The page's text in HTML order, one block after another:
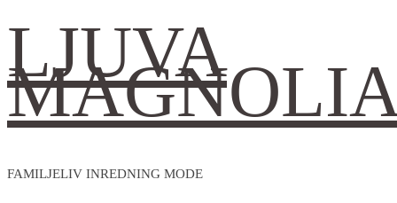
LJUVA
FAMILJELIV INREDNING MODE